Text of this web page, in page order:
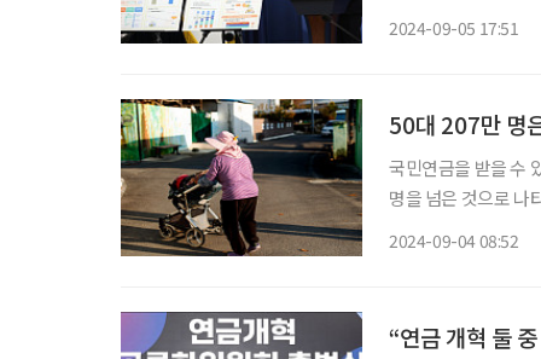
2024-09-05 17:51
50대 207만 명
국민연금을 받을 수
명을 넘은 것으로 나
2024-09-04 08:52
“연금 개혁 둘